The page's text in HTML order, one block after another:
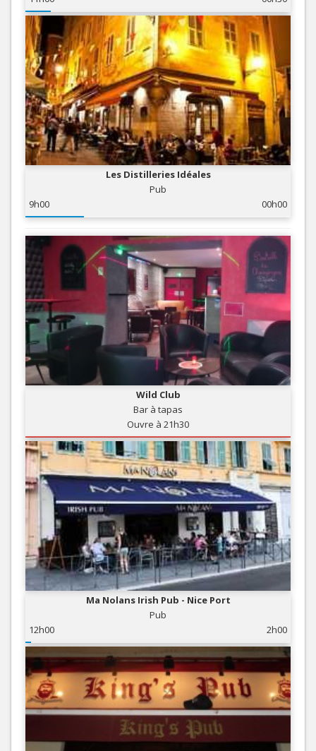
Les Distilleries Idéales
Pub
9h00
00h00
Wild Club
Bar à tapas
Ouvre à 21h30
Ma Nolans Irish Pub - Nice Port
Pub
12h00
2h00